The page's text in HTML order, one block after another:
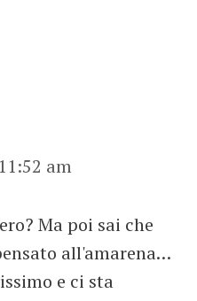
am
Ma poi sai che
all'amarena…
e ci sta